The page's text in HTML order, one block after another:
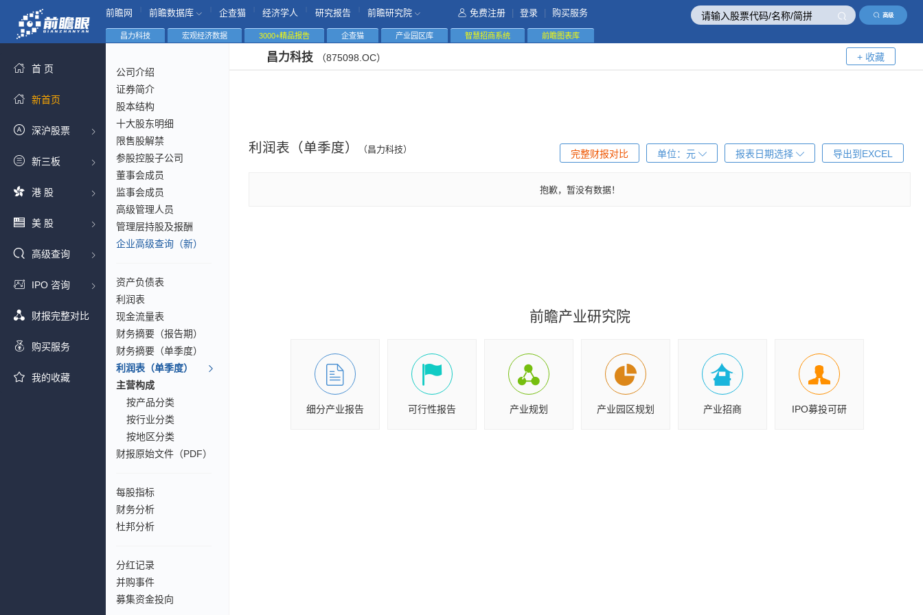
高级
前瞻网 前瞻数据库 企查猫 经济学人 研究报告 前瞻研究院 免费注册 登录 购买服务
首 页
新首页
深沪股票
新三板
港 股
美 股
高级查询
IPO 咨询
财报完整对比
购买服务
我的收藏
昌力科技 宏观经济数据 3000+精品报告 企查猫 产业园区库 智慧招商系统 前瞻图表库
公司介绍
证券简介
股本结构
十大股东明细
限售股解禁
参股控股子公司
董事会成员
监事会成员
高级管理人员
管理层持股及报酬
企业高级查询（新）
资产负债表
利润表
现金流量表
财务摘要（报告期）
财务摘要（单季度）
利润表（单季度）
主营构成
按产品分类
按行业分类
按地区分类
财报原始文件（PDF）
每股指标
财务分析
杜邦分析
分红记录
并购事件
募集资金投向
昌力科技 （875098.OC） + 收藏
利润表（单季度） （昌力科技） 导出到EXCEL
报表日期选择
单位： 元
完整财报对比
抱歉，暂没有数据！
前瞻产业研究院
细分产业报告 可行性报告 产业规划 产业园区规划 产业招商 IPO募投可研